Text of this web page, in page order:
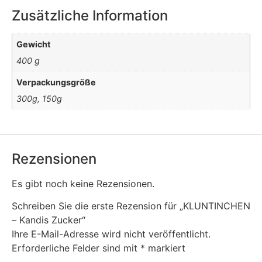
Zusätzliche Information
Gewicht
400 g
Verpackungsgröße
300g, 150g
Rezensionen
Es gibt noch keine Rezensionen.
Schreiben Sie die erste Rezension für „KLUNTINCHEN
– Kandis Zucker“
Ihre E-Mail-Adresse wird nicht veröffentlicht.
Erforderliche Felder sind mit * markiert